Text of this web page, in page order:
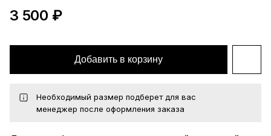
3 500 ₽
Добавить в корзину
Необходимый размер подберет для вас
менеджер после оформления заказа